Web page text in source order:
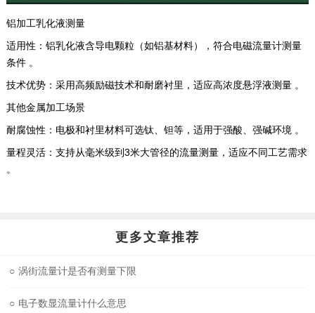
铝加工乳化液测量
适用性：铝乳化液含导电颗粒（如铝基材料），符合电磁流量计测量
条件 。 ‌
技术优势：采用高频励磁技术和耐磨衬里，适应高浓度悬浮液测量 。 ‌
其他金属加工场景
耐腐蚀性：电极和衬里材料可选钛、钽等，适用于强酸、强碱环境 。 ‌
量程灵活：支持从毫米级到3米大管径的流量测量，适应不同工艺需求
。 ‌
更多文章推荐
○ 涡街流量计是否有测量下限
○ 电子数显流量计什么意思